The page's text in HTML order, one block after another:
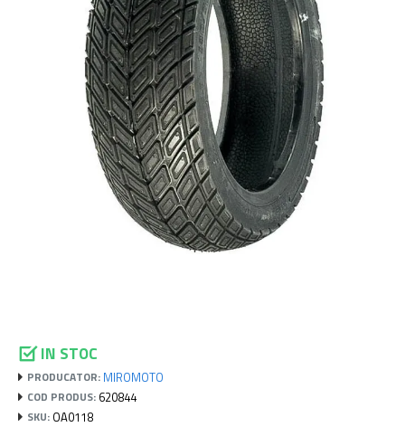
IN STOC
PRODUCATOR: MIROMOTO
COD PRODUS: 620844
SKU: OA0118